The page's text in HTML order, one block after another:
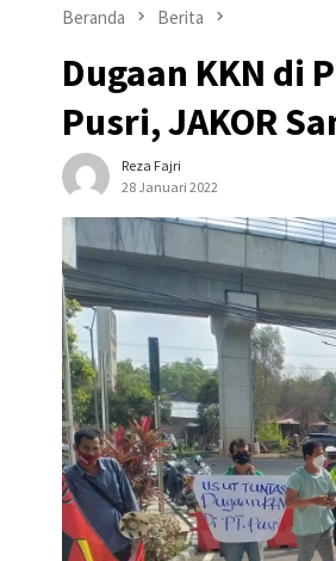
Beranda Berita
Dugaan KKN di
Pusri, JAKOR
Reza Fajri
28 Januari 2022